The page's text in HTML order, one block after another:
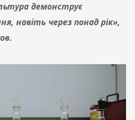
демонструє
навіть через понад рік»,